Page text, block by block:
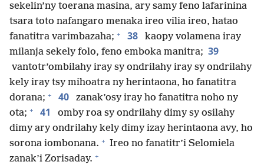
sekelin’ny toerana masina, ary samy feno lafarinina
tsara toto nafangaro menaka ireo vilia ireo, hatao
fanatitra varimbazaha; + 38
kaopy volamena iray
milanja sekely folo, feno emboka manitra; 39
vantotr’ombilahy iray sy ondrilahy iray sy ondrilahy
kely iray tsy mihoatra ny herintaona, ho fanatitra
dorana; + 40
zanak’osy iray ho fanatitra noho ny
ota; + 41
omby roa sy ondrilahy dimy sy osilahy
dimy ary ondrilahy kely dimy izay herintaona avy, ho
sorona iombonana. + Ireo no fanatitr’i Selomiela
zanak’i Zorisaday. +